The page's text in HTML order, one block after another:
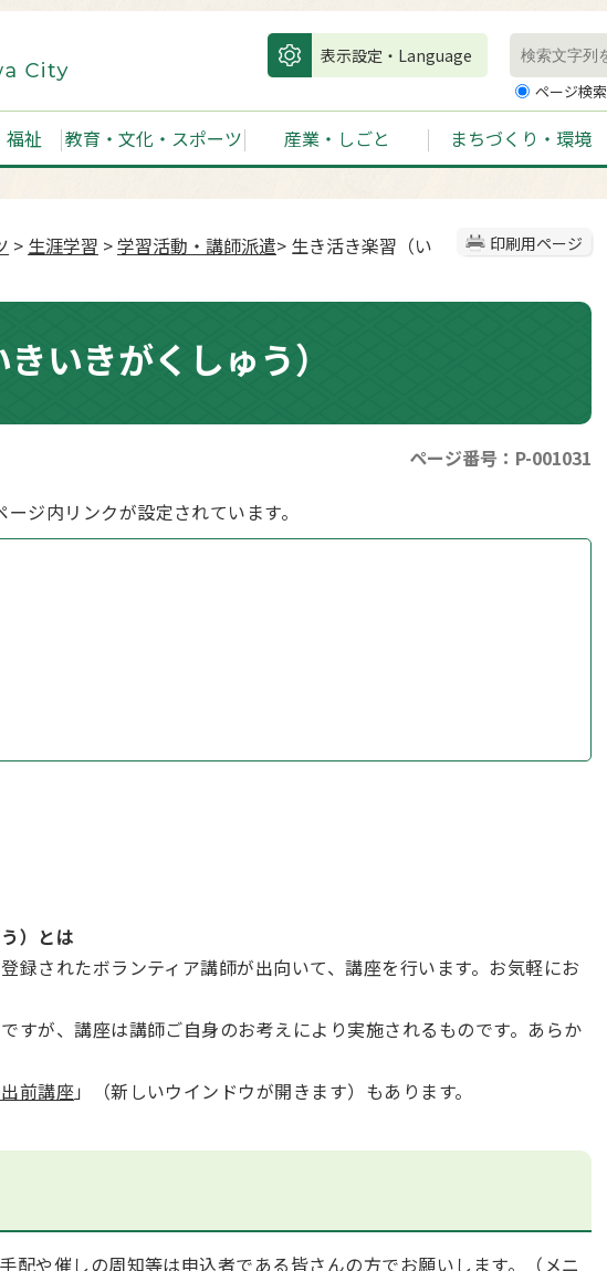
表示設定・Language
ページ検索
福祉 教育・文化・スポーツ 産業・しごと まちづくり・環境
印刷用ページ
> 生涯学習 >学習活動・講師派遣> 生き活き楽習（い
いきがくしゅう）
ページ番号：P-001031
ジ内リンクが設定されています。
）とは
録されたボランティア講師が出向いて、講座を行います。お気軽にお
すが、講座は講師ご自身のお考えにより実施されるものです。あらか
前講座」（新しいウインドウが開きます）もあります。
配や催しの周知等は申込者である皆さんの方でお願いします。（メニ